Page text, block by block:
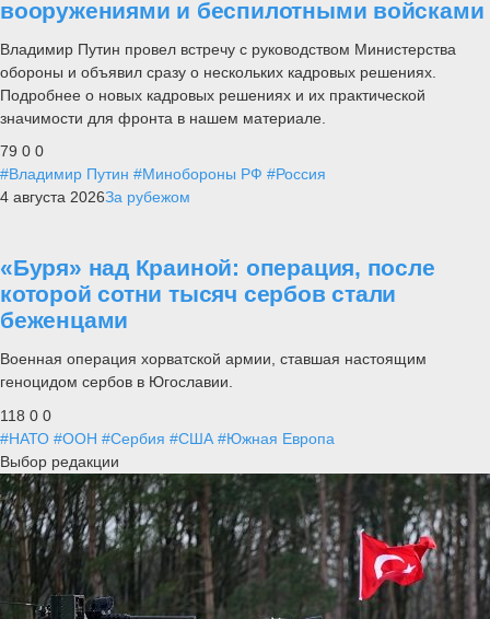
вооружениями и беспилотными войсками
Владимир Путин провел встречу с руководством Министерства
обороны и объявил сразу о нескольких кадровых решениях.
Подробнее о новых кадровых решениях и их практической
значимости для фронта в нашем материале.
79 0 0
#Владимир Путин #Минобороны РФ #Россия
4 августа 2026За рубежом
«Буря» над Краиной: операция, после
которой сотни тысяч сербов стали
беженцами
Военная операция хорватской армии, ставшая настоящим
геноцидом сербов в Югославии.
118 0 0
#НАТО #ООН #Сербия #США #Южная Европа
Выбор редакции